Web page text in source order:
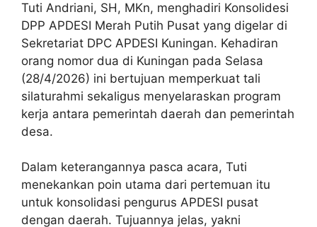
Tuti Andriani, SH, MKn, menghadiri Konsolidesi
DPP APDESI Merah Putih Pusat yang digelar di
Sekretariat DPC APDESI Kuningan. Kehadiran
orang nomor dua di Kuningan pada Selasa
(28/4/2026) ini bertujuan memperkuat tali
silaturahmi sekaligus menyelaraskan program
kerja antara pemerintah daerah dan pemerintah
desa.
Dalam keterangannya pasca acara, Tuti
menekankan poin utama dari pertemuan itu
untuk konsolidasi pengurus APDESI pusat
dengan daerah. Tujuannya jelas, yakni